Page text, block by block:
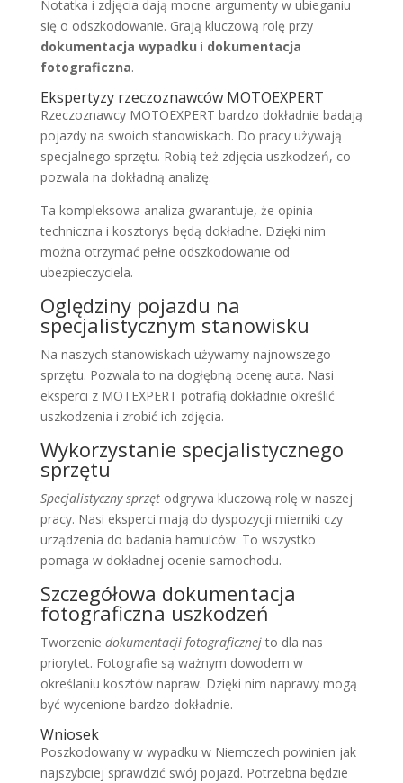
Notatka i zdjęcia dają mocne argumenty w ubieganiu
się o odszkodowanie. Grają kluczową rolę przy
dokumentacja wypadku i dokumentacja
fotograficzna.
Ekspertyzy rzeczoznawców MOTOEXPERT
Rzeczoznawcy MOTOEXPERT bardzo dokładnie badają
pojazdy na swoich stanowiskach. Do pracy używają
specjalnego sprzętu. Robią też zdjęcia uszkodzeń, co
pozwala na dokładną analizę.
Ta kompleksowa analiza gwarantuje, że opinia
techniczna i kosztorys będą dokładne. Dzięki nim
można otrzymać pełne odszkodowanie od
ubezpieczyciela.
Oględziny pojazdu na
specjalistycznym stanowisku
Na naszych stanowiskach używamy najnowszego
sprzętu. Pozwala to na dogłębną ocenę auta. Nasi
eksperci z MOTEXPERT potrafią dokładnie określić
uszkodzenia i zrobić ich zdjęcia.
Wykorzystanie specjalistycznego
sprzętu
Specjalistyczny sprzętodgrywa kluczową rolę w naszej
pracy. Nasi eksperci mają do dyspozycji mierniki czy
urządzenia do badania hamulców. To wszystko
pomaga w dokładnej ocenie samochodu.
Szczegółowa dokumentacja
fotograficzna uszkodzeń
Tworzenie dokumentacji fotograficznejto dla nas
priorytet. Fotografie są ważnym dowodem w
określaniu kosztów napraw. Dzięki nim naprawy mogą
być wycenione bardzo dokładnie.
Wniosek
Poszkodowany w wypadku w Niemczech powinien jak
najszybciej sprawdzić swój pojazd. Potrzebna będzie